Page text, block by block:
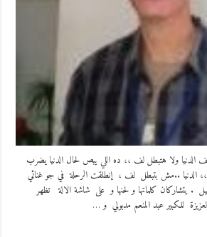
ولا هتبطل لف ،، ده اللي يبص لحال الدنيا يضرب
..مش بتبطل لف ، إنطلقت الرحلة في جو غنائي
. يتشاركان كلماتها و لحنها و على شاشة الالة تظهر
للكبير عبد المنعم مدبولي و …